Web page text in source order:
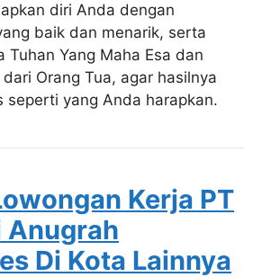
diri Anda dengan
baik dan menarik, serta
Tuhan Yang Maha Esa dan
Orang Tua, agar hasilnya
seperti yang Anda harapkan.
Kerja PT
Anugrah
Di Kota Lainnya